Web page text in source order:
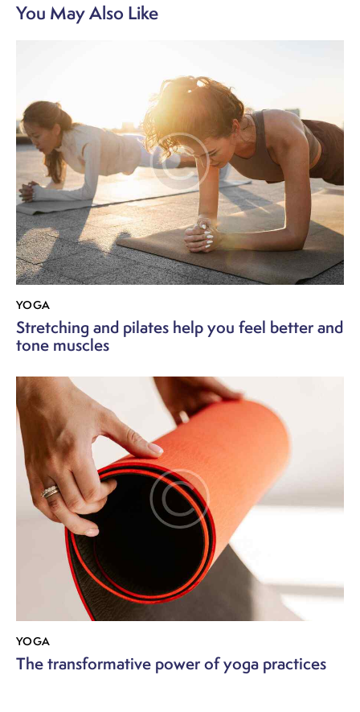
You May Also Like
YOGA
Stretching and pilates help you feel better and
tone muscles
YOGA
The transformative power of yoga practices